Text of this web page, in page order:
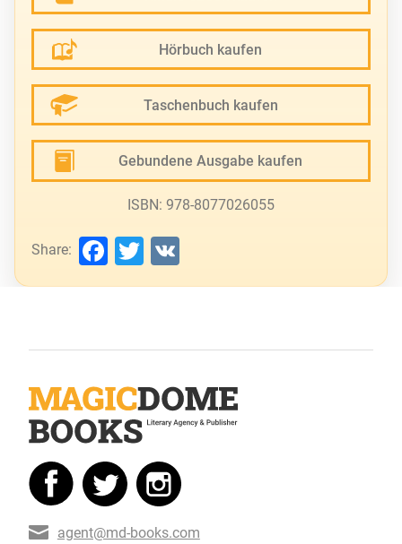
Hörbuch kaufen
Taschenbuch kaufen
Gebundene Ausgabe kaufen
ISBN: 978-8077026055
Share: Facebook
Twitter
agent@md-books.com